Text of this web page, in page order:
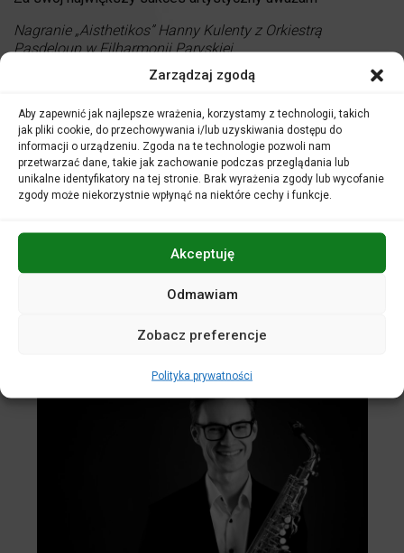
Zarządzaj zgodą
Aby zapewnić jak najlepsze wrażenia, korzystamy z technologii, takich
jak pliki cookie, do przechowywania i/lub uzyskiwania dostępu do
informacji o urządzeniu. Zgoda na te technologie pozwoli nam
przetwarzać dane, takie jak zachowanie podczas przeglądania lub
unikalne identyfikatory na tej stronie. Brak wyrażenia zgody lub wycofanie
zgody może niekorzystnie wpłynąć na niektóre cechy i funkcje.
Akceptuję
Odmawiam
Zobacz preferencje
Polityka prywatności
Nagranie „Aisthetikos” Hanny Kulenty z Orkiestrą
Pasdeloup w Filharmonii Paryskiej.
Książki których akcja toczy się wśród pięknych
krajobrazów, trochę psychologiczne. Nie cierpię kiedy
książka ma nieszczęśliwe zakończenie – wtedy przez parę
dni nie umiem się pozbierać i jestem zła na autora że coś
takiego wymyślił.
Nie ma jednej. Uwielbiam „Ma mere l’oye” i Koncert
fortepianowy G-dur M. Ravela. Ta muzyka gra w mojej
duszy. Najbardziej osobisty stosunek mam do kompozycji